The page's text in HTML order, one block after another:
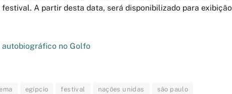
A partir desta data, será disponibilizado para
no Golfo
egípcio festival nações unidas são paulo